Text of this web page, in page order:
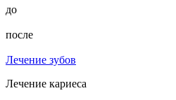
до
после
Лечение зубов
Лечение кариеса